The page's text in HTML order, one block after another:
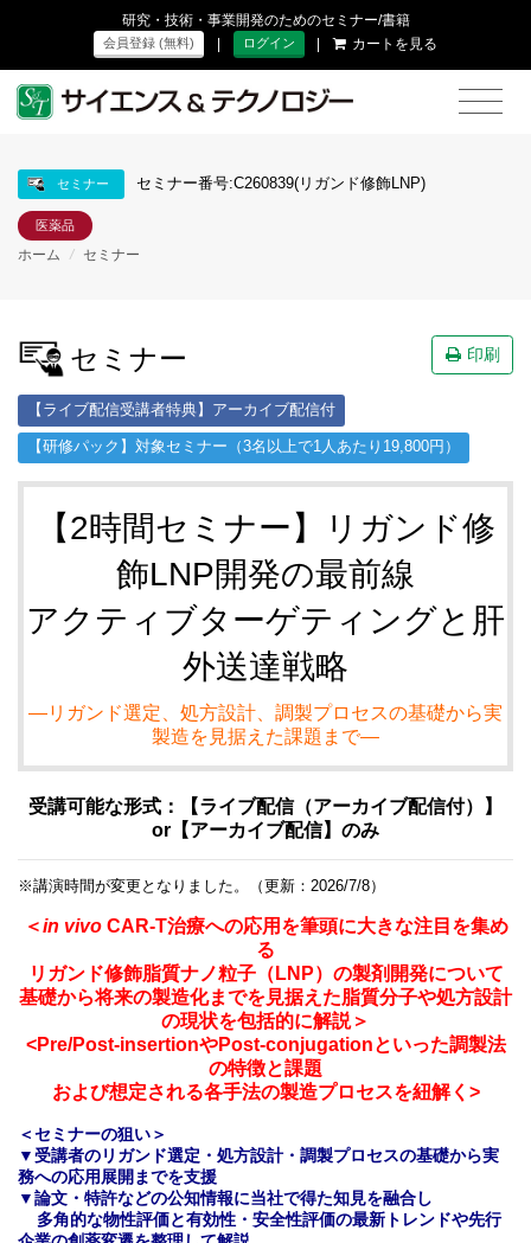
研究・技術・事業開発のためのセミナー/書籍
会員登録 (無料) | ログイン | カートを見る
セミナー セミナー番号:C260839(リガンド修飾LNP)
医薬品
ホーム / セミナー
セミナー 印刷
【ライブ配信受講者特典】アーカイブ配信付
【研修パック】対象セミナー（3名以上で1人あたり19,800円）
【2時間セミナー】リガンド修
飾LNP開発の最前線
アクティブターゲティングと肝
外送達戦略
―リガンド選定、処方設計、調製プロセスの基礎から実
製造を見据えた課題まで―
受講可能な形式：【ライブ配信（アーカイブ配信付）
】
or【アーカイブ配信】のみ
※講演時間が変更となりました。（更新：2026/7/8）
＜in vivoCAR-T治療への応用を筆頭に大きな注目を集め
る
リガンド修飾脂質ナノ粒子（LNP）の製剤開発について
基礎から将来の製造化までを見据えた脂質分子や処方設計
の現状を包括的に解説＞
<Pre/Post-insertionやPost-conjugationといった調製法
の特徴と課題
および想定される各手法の製造プロセスを紐解く>
＜セミナーの狙い＞
▼受講者のリガンド選定・処方設計・調製プロセスの基礎から実
務への応用展開までを支援
▼論文・特許などの公知情報に当社で得た知見を融合し
多角的な物性評価と有効性・安全性評価の最新トレンドや先行